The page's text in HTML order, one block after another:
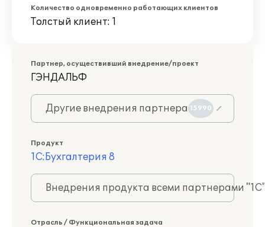
Количество одновременно работающих клиентов
Толстый клиент: 1
Партнер, осуществивший внедрение/проект
ГЭНДАЛЬФ
Другие внедрения партнера 15990
Продукт
1С:Бухгалтерия 8
Внедрения продукта всеми партнерами
Отрасль / Функциональная задача